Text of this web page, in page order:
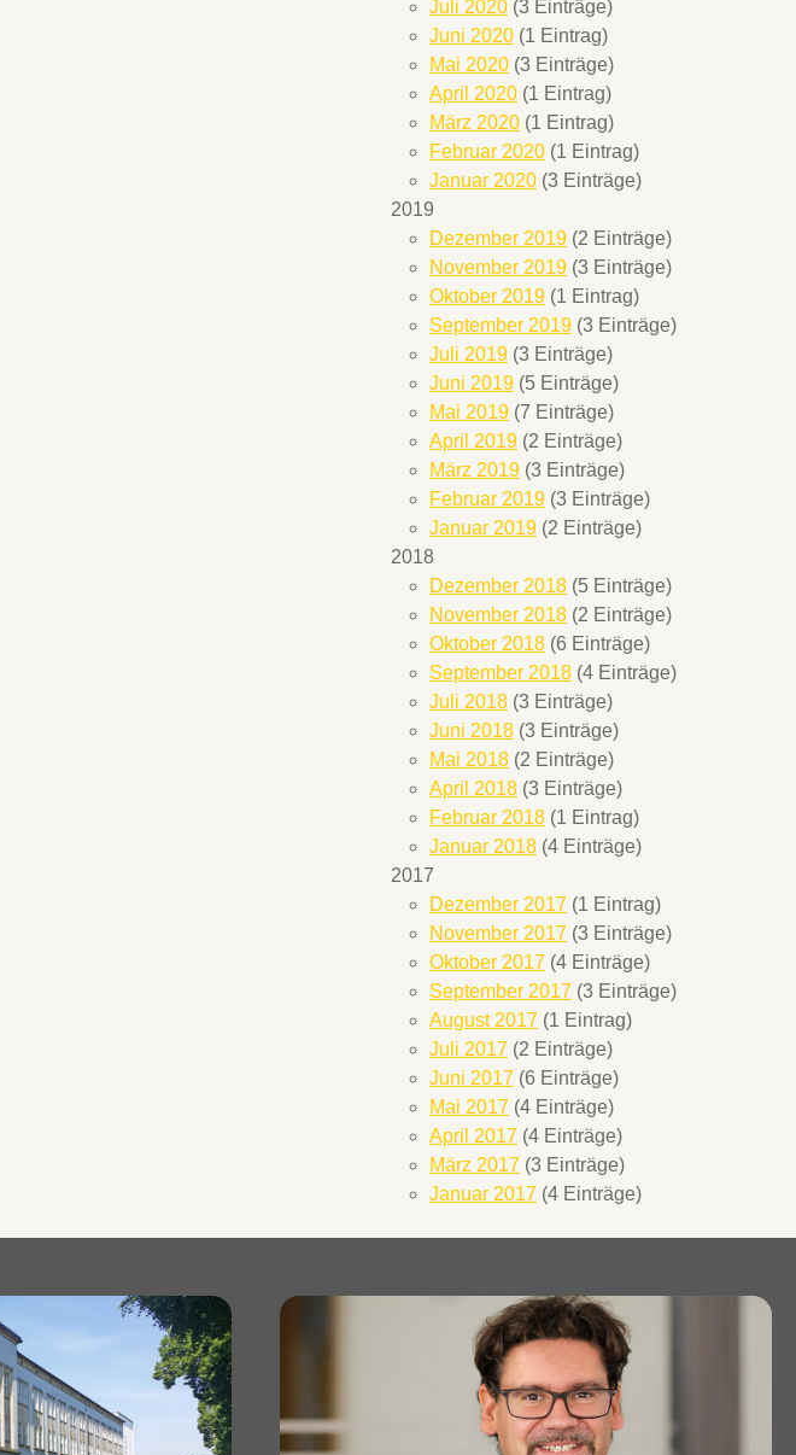
Juli 2020 (3 Einträge)
Juni 2020 (1 Eintrag)
Mai 2020 (3 Einträge)
April 2020 (1 Eintrag)
März 2020 (1 Eintrag)
Februar 2020 (1 Eintrag)
Januar 2020 (3 Einträge)
2019
Dezember 2019 (2 Einträge)
November 2019 (3 Einträge)
Oktober 2019 (1 Eintrag)
September 2019 (3 Einträge)
Juli 2019 (3 Einträge)
Juni 2019 (5 Einträge)
Mai 2019 (7 Einträge)
April 2019 (2 Einträge)
März 2019 (3 Einträge)
Februar 2019 (3 Einträge)
Januar 2019 (2 Einträge)
2018
Dezember 2018 (5 Einträge)
November 2018 (2 Einträge)
Oktober 2018 (6 Einträge)
September 2018 (4 Einträge)
Juli 2018 (3 Einträge)
Juni 2018 (3 Einträge)
Mai 2018 (2 Einträge)
April 2018 (3 Einträge)
Februar 2018 (1 Eintrag)
Januar 2018 (4 Einträge)
2017
Dezember 2017 (1 Eintrag)
November 2017 (3 Einträge)
Oktober 2017 (4 Einträge)
September 2017 (3 Einträge)
August 2017 (1 Eintrag)
Juli 2017 (2 Einträge)
Juni 2017 (6 Einträge)
Mai 2017 (4 Einträge)
April 2017 (4 Einträge)
März 2017 (3 Einträge)
Januar 2017 (4 Einträge)